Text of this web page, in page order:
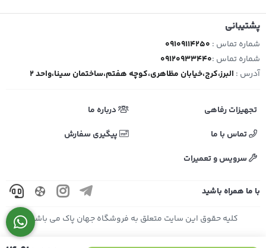
پشتیبانی
شماره تماس : 09109114250
شماره تماس :09120933440
آدرس : البرز،کرج،خیابان مظاهری،کوچه هفتم،ساختمان سینا،واحد 2
تجهیزات رفاهی
درباره ما
تماس با ما
پیگیری سفارش
سرویس و تعمیرات
با ما همراه باشید
کلیه حقوق این سایت متعلق به فروشگاه جهان پاک می باشد.